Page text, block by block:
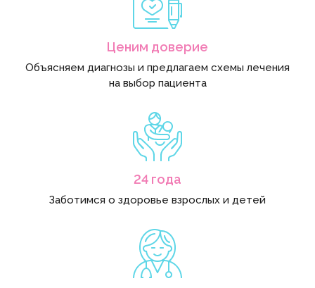
Ценим доверие
Объясняем диагнозы и предлагаем схемы лечения
на выбор пациента
24 года
Заботимся о здоровье взрослых и детей